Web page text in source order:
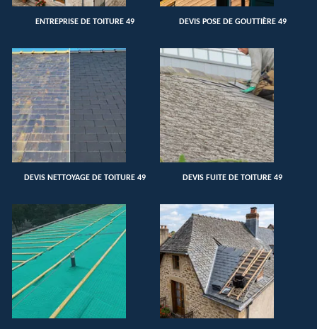
ENTREPRISE DE TOITURE 49 DEVIS POSE DE GOUTTIÈRE 49
DEVIS NETTOYAGE DE TOITURE 49 DEVIS FUITE DE TOITURE 49